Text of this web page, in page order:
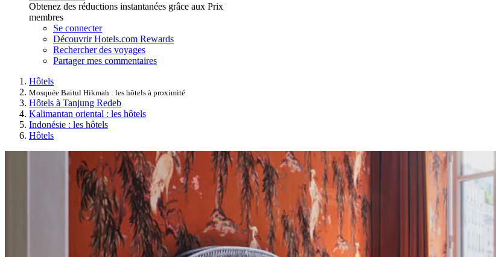
Obtenez des réductions instantanées grâce aux Prix
membres
Se connecter
Découvrir Hotels.com Rewards
Rechercher des voyages
Partager mes commentaires
Hôtels
Mosquée Baitul Hikmah : les hôtels à proximité
Hôtels à Tanjung Redeb
Kalimantan oriental : les hôtels
Indonésie : les hôtels
Hôtels